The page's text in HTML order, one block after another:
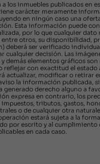
los inmuebles publicados en
carácter meramente
en ningún caso una
Esta información puede
por lo que cualquier dato
entre otros, su disponibilidad,
deberá ser verificado
cualquier decisión. Las
demás elementos gráficos
reflejar con exactitud el estado
actualizar, modificar o retirar
la información publicada,
generado derecho alguno a
expresa en contrario, los
tributos, gastos,
o de cualquier otra
estará sujeta a la
por escrito y al cumplimiento
en cada caso.